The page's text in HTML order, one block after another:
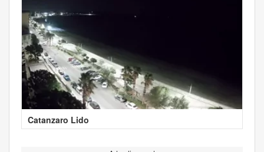
Catanzaro Lido